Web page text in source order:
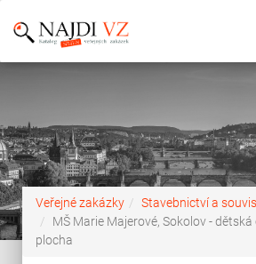
Veřejné zakázky
Stavebnictví a
MŠ Marie Majerové, Sokolov -
plocha